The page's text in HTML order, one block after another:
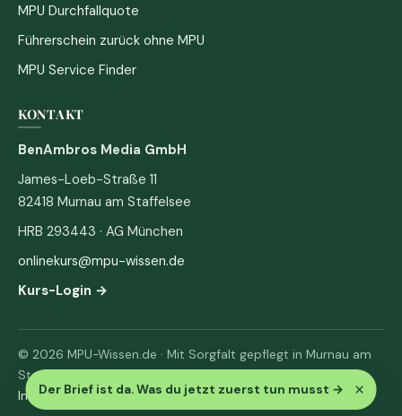
Der Brief ist da. Was du jetzt zuerst tun musst → ×
MPU Durchfallquote
Führerschein zurück ohne MPU
MPU Service Finder
KONTAKT
BenAmbros Media GmbH
James-Loeb-Straße 11
82418 Murnau am Staffelsee
HRB 293443 · AG München
onlinekurs@mpu-wissen.de
Kurs-Login →
© 2026 MPU-Wissen.de · Mit Sorgfalt gepflegt in Murnau am
Staffelsee
Impressum· Datenschutz & AGB